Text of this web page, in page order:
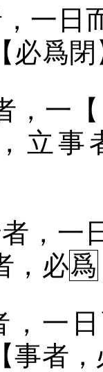
，一
必爲閉
，一
立事
者，
，必爲
，一
事者